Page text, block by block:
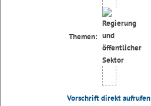
Themen:
Vorschrift direkt aufrufen